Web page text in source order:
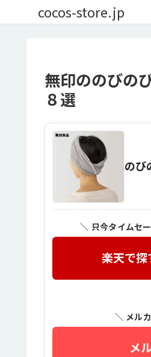
cocos-store.jp
無印ののびの
８選
のび
＼ 只今タイムセ
楽天で探
＼ メル
メ